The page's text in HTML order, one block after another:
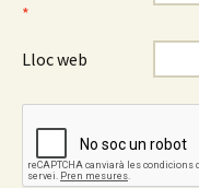
*
Lloc web